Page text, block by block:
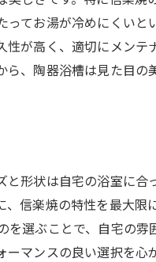
てお湯が冷めにくいと
が高く、適切にメンテ
、陶器浴槽は見た目の
形状は自宅の浴室に合
信楽焼の特性を最大限
選ぶことで、自宅の雰
マンスの良い選択を心